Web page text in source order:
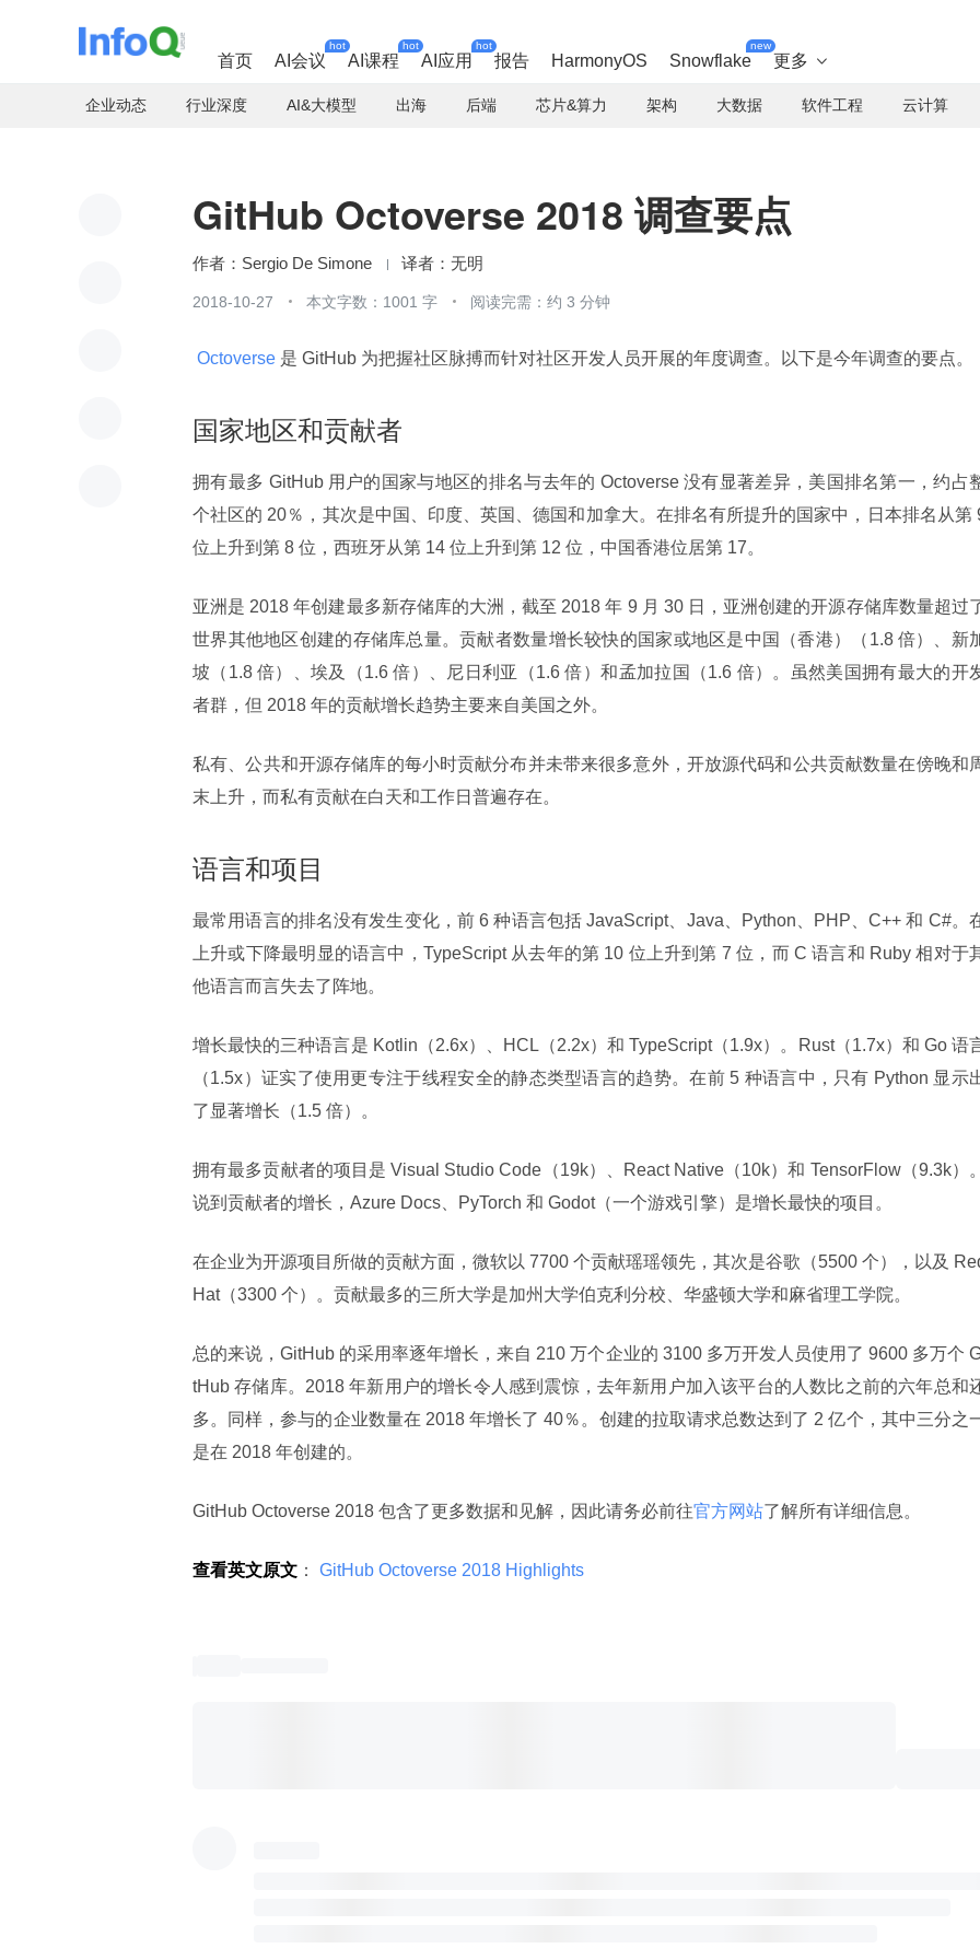
首页 AI会议
hot
AI课程
hot
AI应用
hot
报告 HarmonyOS Snowflake
new
更多 
企业动态 行业深度 AI&大模型 出海 后端 芯片&算力 架构 大数据 软件工程 云计算
GitHub Octoverse 2018 调查要点
Sergio De Simone 无明
2018-10-27 本文字数：1001 字 阅读完需：约 3 分钟
Octoverse 是 GitHub 为把握社区脉搏而针对社区开发人员开展的年度调查。以下是今年调查的要点。
国家地区和贡献者
拥有最多 GitHub 用户的国家与地区的排名与去年的 Octoverse 没有显著差异，美国排名第一，约占
个社区的 20％，其次是中国、印度、英国、德国和加拿大。在排名有所提升的国家中，日本排名从第
位上升到第 8 位，西班牙从第 14 位上升到第 12 位，中国香港位居第 17。
亚洲是 2018 年创建最多新存储库的大洲，截至 2018 年 9 月 30 日，亚洲创建的开源存储库数量超过
世界其他地区创建的存储库总量。贡献者数量增长较快的国家或地区是中国（香港）（1.8 倍）、新
坡（1.8 倍）、埃及（1.6 倍）、尼日利亚（1.6 倍）和孟加拉国（1.6 倍）。虽然美国拥有最大的开
者群，但 2018 年的贡献增长趋势主要来自美国之外。
私有、公共和开源存储库的每小时贡献分布并未带来很多意外，开放源代码和公共贡献数量在傍晚和
末上升，而私有贡献在白天和工作日普遍存在。
语言和项目
最常用语言的排名没有发生变化，前 6 种语言包括 JavaScript、Java、Python、PHP、C++ 和 C#。
上升或下降最明显的语言中，TypeScript 从去年的第 10 位上升到第 7 位，而 C 语言和 Ruby 相对于
他语言而言失去了阵地。
增长最快的三种语言是 Kotlin（2.6x）、HCL（2.2x）和 TypeScript（1.9x）。Rust（1.7x）和 Go 语
（1.5x）证实了使用更专注于线程安全的静态类型语言的趋势。在前 5 种语言中，只有 Python 显示
了显著增长（1.5 倍）。
拥有最多贡献者的项目是 Visual Studio Code（19k）、React Native（10k）和 TensorFlow（9.3k）。
说到贡献者的增长，Azure Docs、PyTorch 和 Godot（一个游戏引擎）是增长最快的项目。
在企业为开源项目所做的贡献方面，微软以 7700 个贡献瑶瑶领先，其次是谷歌（5500 个），以及
Hat（3300 个）。贡献最多的三所大学是加州大学伯克利分校、华盛顿大学和麻省理工学院。
总的来说，GitHub 的采用率逐年增长，来自 210 万个企业的 3100 多万开发人员使用了 9600 多万个
tHub 存储库。2018 年新用户的增长令人感到震惊，去年新用户加入该平台的人数比之前的六年总和
多。同样，参与的企业数量在 2018 年增长了 40％。创建的拉取请求总数达到了 2 亿个，其中三分之
是在 2018 年创建的。
GitHub Octoverse 2018 包含了更多数据和见解，因此请务必前往官方网站了解所有详细信息。
查看英文原文 ： GitHub Octoverse 2018 Highlights